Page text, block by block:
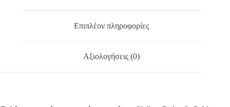
Επιπλέον πληροφορίες
Αξιολογήσεις (0)